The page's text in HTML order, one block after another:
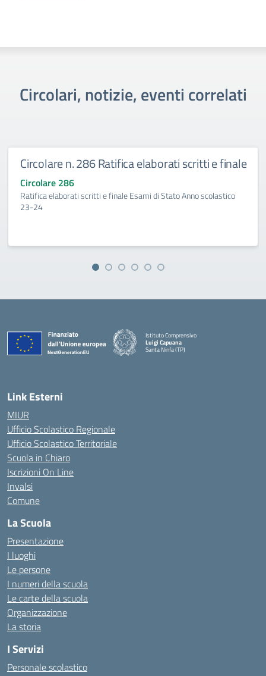
Circolari, notizie, eventi correlati
Circolare n. 286 Ratifica elaborati scritti e finale
Circolare 286
Ratifica elaborati scritti e finale Esami di Stato Anno scolastico
23-24
Istituto Comprensivo
Luigi Capuana
Santa Ninfa (TP)
Link Esterni
MIUR
Ufficio Scolastico Regionale
Ufficio Scolastico Territoriale
Scuola in Chiaro
Iscrizioni On Line
Invalsi
Comune
La Scuola
Presentazione
I luoghi
Le persone
I numeri della scuola
Le carte della scuola
Organizzazione
La storia
I Servizi
Personale scolastico